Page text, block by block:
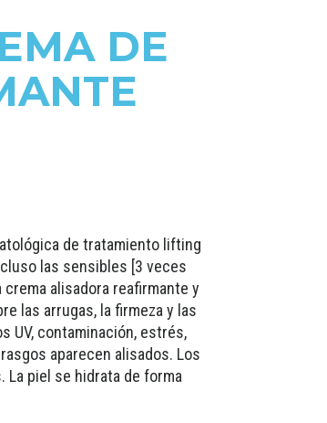
DE
de tratamiento lifting
las sensibles [3 veces
alisadora reafirmante y
las arrugas, la firmeza y las
UV, contaminación, estrés,
aparecen alisados. Los
piel se hidrata de forma